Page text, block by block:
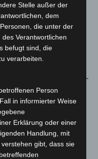
souveräne Cloud-
5.034
3.249
Stelle außer der
dem
die unter der
Verantwortlichen
befugt sind, die
verarbeiten.
Person
in informierter Weise
Erklärung oder einer
Handlung, mit
gibt, dass sie